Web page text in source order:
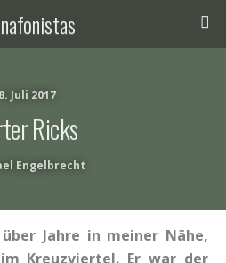
8. Juli 2017
Ricks
Engelbrecht
Jahre in meiner Nähe,
Kreuzviertel. Er war der